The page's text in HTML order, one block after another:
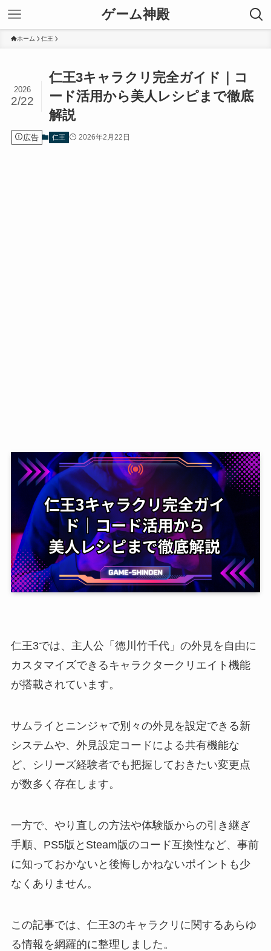
ゲーム神殿
ホーム 仁王
仁王3キャラクリ完全ガイド｜コ
ード活用から美人レシピまで徹底
解説
2026
2/22
広告 仁王 2026年2月22日
仁王3では、主人公「徳川竹千代」の外見を自由に
カスタマイズできるキャラクタークリエイト機能
が搭載されています。
サムライとニンジャで別々の外見を設定できる新
システムや、外見設定コードによる共有機能な
ど、シリーズ経験者でも把握しておきたい変更点
が数多く存在します。
一方で、やり直しの方法や体験版からの引き継ぎ
手順、PS5版とSteam版のコード互換性など、事前
に知っておかないと後悔しかねないポイントも少
なくありません。
この記事では、仁王3のキャラクリに関するあらゆ
る情報を網羅的に整理しました。